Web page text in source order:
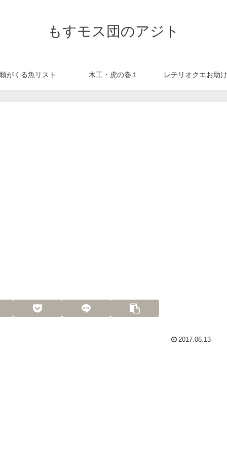
もすモス団のアジト
がくる魚リスト 木工・虎の巻１ レテリオクエお助
2017.06.13